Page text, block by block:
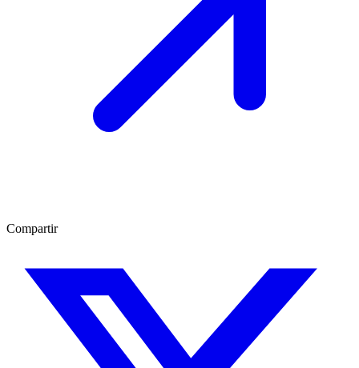
Compartir